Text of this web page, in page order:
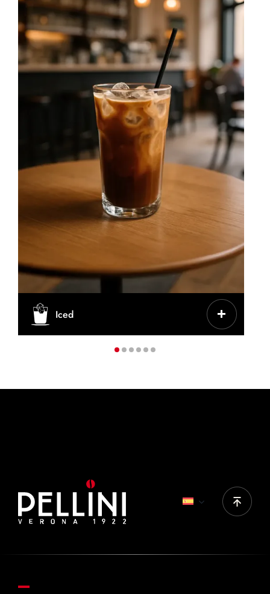
CARACTERÍSTICAS
Café frío servido con hielo, a veces con
leche/azúcar
200-300 ml
Iced